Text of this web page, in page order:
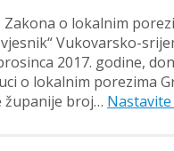
o lokalnim
Vukovarsko-
2017. godine,
o lokalnim porezima
županije broj…